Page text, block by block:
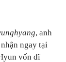
, anh
ngay tại
vốn dĩ